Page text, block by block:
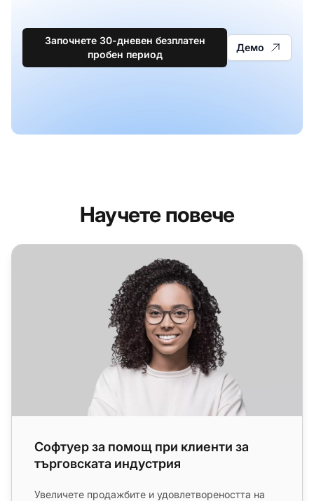
Започнете 30-дневен безплатен
пробен период
Демо
Научете повече
Софтуер за помощ при клиенти за търговската
Софтуер за помощ при клиенти за
търговската индустрия
Увеличете продажбите и удовлетвореността на